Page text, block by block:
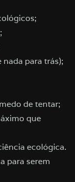
para trás);
de tentar;
que
ecológica.
para serem